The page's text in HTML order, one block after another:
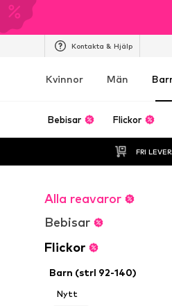
Kontakta & Hjälp
Kvinnor Män
Bebisar Flickor
FRI
Alla reavaror
Bebisar
Flickor
Barn (strl 92-140)
Nytt